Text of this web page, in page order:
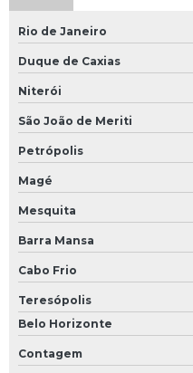
Rio de Janeiro
Duque de Caxias
Niterói
São João de Meriti
Petrópolis
Magé
Mesquita
Barra Mansa
Cabo Frio
Teresópolis
Belo Horizonte
Contagem